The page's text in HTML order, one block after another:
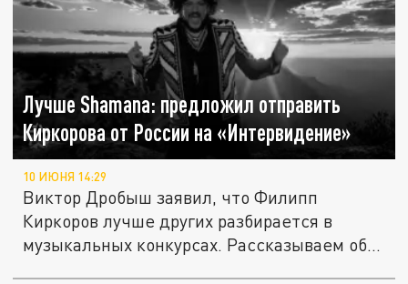
Лучше Shamana: предложил отправить
Киркорова от России на «Интервидение»
10 ИЮНЯ 14:29
Виктор Дробыш заявил, что Филипп
Киркоров лучше других разбирается в
музыкальных конкурсах. Рассказываем об...